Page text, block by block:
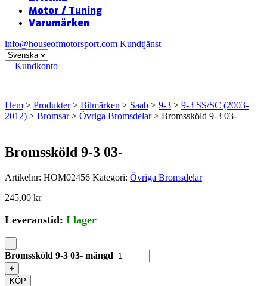
Motor / Tuning
Varumärken
info@houseofmotorsport.com Kundtjänst
Kundkonto
Hem > Produkter> Bilmärken > Saab > 9-3 > 9-3 SS/SC (2003-
2012) > Bromsar> Övriga Bromsdelar> Bromssköld 9-3 03-
Bromssköld 9-3 03-
Artikelnr: HOM02456 Kategori: Övriga Bromsdelar
245,00 kr
Leveranstid: I lager
-
Bromssköld 9-3 03- mängd
+
KÖP